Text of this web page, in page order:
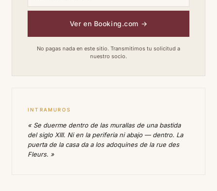
Ver en Booking.com →
No pagas nada en este sitio. Transmitimos tu solicitud a
nuestro socio.
INTRAMUROS
« Se duerme dentro de las murallas de una bastida
del siglo XIII. Ni en la periferia ni abajo — dentro. La
puerta de la casa da a los adoquines de la rue des
Fleurs. »